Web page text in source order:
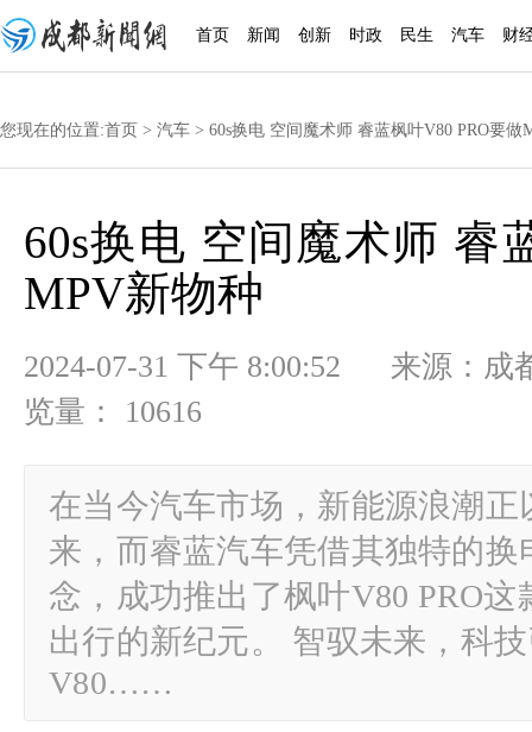
首页 新闻 创新 时政 民生 汽车 财
您现在的位置:首页 > 汽车 > 60s换电 空间魔术师 睿蓝枫叶V80 PRO要做
60s换电 空间魔术师 睿
MPV新物种
2024-07-31 下午 8:00:52 来源：
览量： 10616
在当今汽车市场，新能源浪潮
来，而睿蓝汽车凭借其独特的
念，成功推出了枫叶V80 PRO
出行的新纪元。 智驭未来，科
V80……